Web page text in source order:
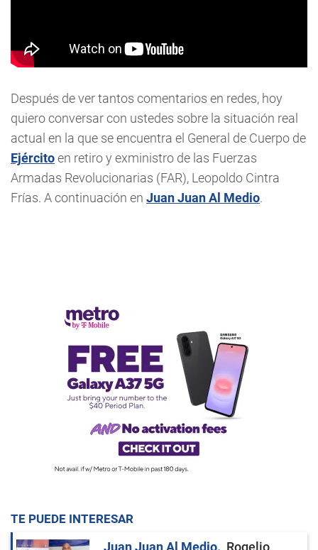
Después de ver tantos comentarios en redes, hoy
quiero conversar con ustedes sobre la situación real
actual en la que se encuentra el General de Cuerpo de
Ejércitoen retiro y exministro de las Fuerzas
Armadas Revolucionarias (FAR), Leopoldo Cintra
Frías. A continuación en Juan Juan Al Medio.
TE PUEDE INTERESAR
Juan Juan Al Medio
Rogelio